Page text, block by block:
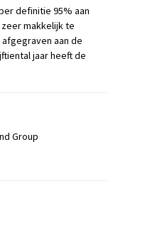
definitie 95% aan
makkelijk te
aan de
jaar heeft de
Group